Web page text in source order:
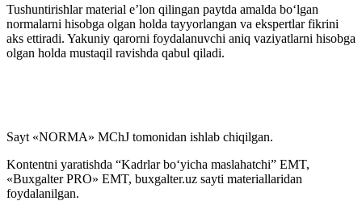
Tushuntirishlar material e’lon qilingan paytda amalda boʻlgan
normalarni hisobga olgan holda tayyorlangan va ekspertlar fikrini
aks ettiradi. Yakuniy qarorni foydalanuvchi aniq vaziyatlarni hisobga
olgan holda mustaqil ravishda qabul qiladi.
Sayt «NORMA» MChJ tomonidan ishlab chiqilgan.
Kontentni yaratishda “Kadrlar boʻyicha maslahatchi” EMT,
«Buxgalter PRO» EMT, buxgalter.uz sayti materiallaridan
foydalanilgan.